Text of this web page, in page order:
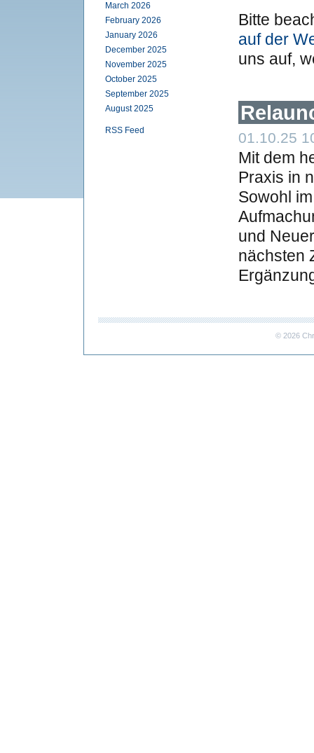
March 2026
February 2026
January 2026
December 2025
November 2025
October 2025
September 2025
August 2025
RSS Feed
Bitte
auf der
uns auf,
01.10.25
Mit dem
Praxis in
Sowohl
und
nächsten
© 2026